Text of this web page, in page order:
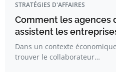
STRATÉGIES D'AFFAIRES
Comment les agences
assistent les
Dans un contexte
trouver le collaborateur…